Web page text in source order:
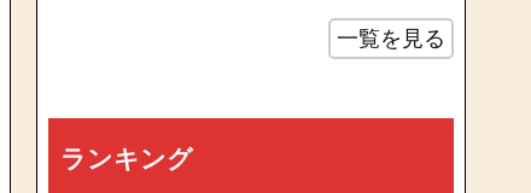
一覧を見る
ランキング